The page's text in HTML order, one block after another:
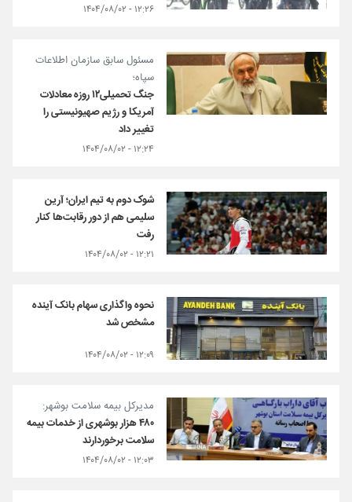
۱۲:۲۶ - ۱۴۰۴/۰۸/۰۲
مسئول سابق سازمان اطلاعات
سپاه؛
جنگ تحمیلی۱۲ روزه معادلات
آمریکا و رژیم صهیونیستی را
تغییر داد
۱۲:۲۴ - ۱۴۰۴/۰۸/۰۲
شوک دوم به تیم ایران؛ آرین
سلیمی هم از دور رقابت‌ها کنار
رفت
۱۲:۲۱ - ۱۴۰۴/۰۸/۰۲
نحوه واگذاری سهام بانک آینده
مشخص شد
۱۲:۰۹ - ۱۴۰۴/۰۸/۰۲
مدیرکل بیمه سلامت بوشهر:
۴۸۰ هزار بوشهری از خدمات بیمه
سلامت برخوردارند
۱۲:۰۳ - ۱۴۰۴/۰۸/۰۲